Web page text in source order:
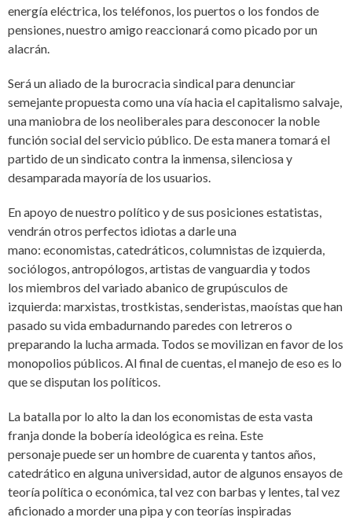
energía eléctrica, los teléfonos, los puertos o los fondos de
pensiones, nuestro amigo reaccionará como picado por un
alacrán.
Será un aliado de la burocracia sindical para denunciar
semejante propuesta como una vía hacia el capitalismo salvaje,
una maniobra de los neoliberales para desconocer la noble
función social del servicio público. De esta manera tomará el
partido de un sindicato contra la inmensa, silenciosa y
desamparada mayoría de los usuarios.
En apoyo de nuestro político y de sus posiciones estatistas,
vendrán otros perfectos idiotas a darle una
mano: economistas, catedráticos, columnistas de izquierda,
sociólogos, antropólogos, artistas de vanguardia y todos
los miembros del variado abanico de grupúsculos de
izquierda: marxistas, trostkistas, senderistas, maoístas que han
pasado su vida embadurnando paredes con letreros o
preparando la lucha armada. Todos se movilizan en favor de los
monopolios públicos. Al final de cuentas, el manejo de eso es lo
que se disputan los políticos.
La batalla por lo alto la dan los economistas de esta vasta
franja donde la bobería ideológica es reina. Este
personaje puede ser un hombre de cuarenta y tantos años,
catedrático en alguna universidad, autor de algunos ensayos de
teoría política o económica, tal vez con barbas y lentes, tal vez
aficionado a morder una pipa y con teorías inspiradas